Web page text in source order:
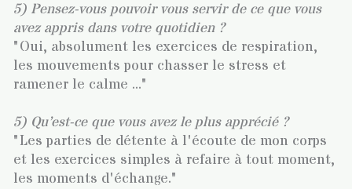
5) Pensez-vous pouvoir vous servir de ce que vous
avez appris dans votre quotidien ?
"Oui, absolument les exercices de respiration,
les mouvements pour chasser le stress et
ramener le calme ..."
5) Qu’est-ce que vous avez le plus apprécié ?
"Les parties de détente à l'écoute de mon corps
et les exercices simples à refaire à tout moment,
les moments d'échange."